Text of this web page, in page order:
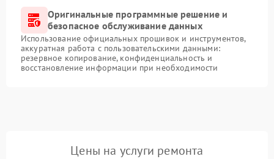
Оригинальные программные решение и
безопасное обслуживание данных
Использование официальных прошивок и инструментов,
аккуратная работа с пользовательскими данными:
резервное копирование, конфиденциальность и
восстановление информации при необходимости
Цены на услуги ремонта